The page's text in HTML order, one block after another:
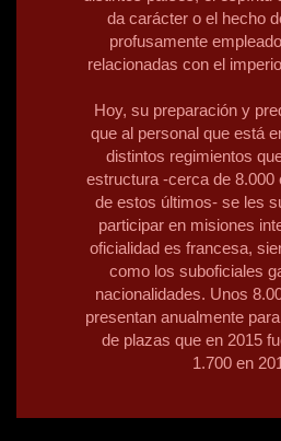
da carácter o el hecho
profusamente
relacionadas con el
Hoy, su preparación y
que al personal que está
distintos regimientos
estructura -cerca de 8.000
de estos últimos- se les
participar en misiones
oficialidad es francesa,
como los suboficiales
nacionalidades. Unos
presentan anualmente
de plazas que en 2015
1.700 en